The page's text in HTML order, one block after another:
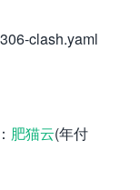
clash.yaml
肥猫云(年付